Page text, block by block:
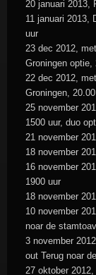
20 januari 2013,
11 januari 2013,
uur
23 dec 2012,
Groningen optie,
22 dec 2012,
Groningen,
25 november
1500 uur, duo
21 november
18 november
16 november
1900 uur
18 november
10 november
noar de
3 november
out Terug noar
27 oktober